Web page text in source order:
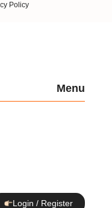
Policy
Menu
Login / Register